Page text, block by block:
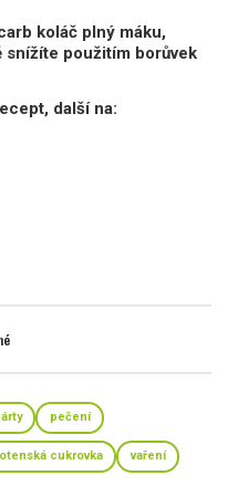
koláč plný máku,
snížíte použitím borůvek
další na:
pečení
cukrovka vaření